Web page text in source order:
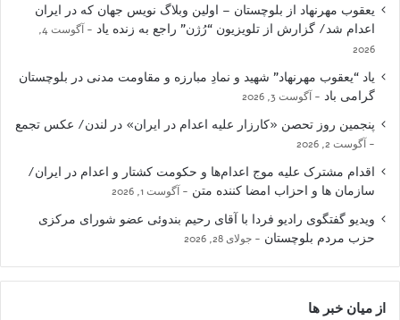
یعقوب مهرنهاد از بلوچستان – اولین وبلاگ نویس جهان که در ایران
اعدام شد/ گزارش از تلویزیون “رُژن” راجع به زنده یاد
آگوست 4,
2026
یاد “یعقوب مهرنهاد” شهید و نمادِ مبارزه و مقاومت مدنی در بلوچستان
گرامی باد
آگوست 3, 2026
پنجمین روز تحصن «کارزار علیه اعدام در ایران» در لندن/ عکس تجمع
آگوست 2, 2026
اقدام مشترک علیه موج اعدام‌ها و حکومت کشتار و اعدام در ایران/
سازمان ها و احزاب امضا کننده متن
آگوست 1, 2026
ویدیو گفتگوی رادیو فردا با آقای رحیم بندوئی عضو شورای مرکزی
حزب مردم بلوچستان
جولای 28, 2026
از میان خبر ها